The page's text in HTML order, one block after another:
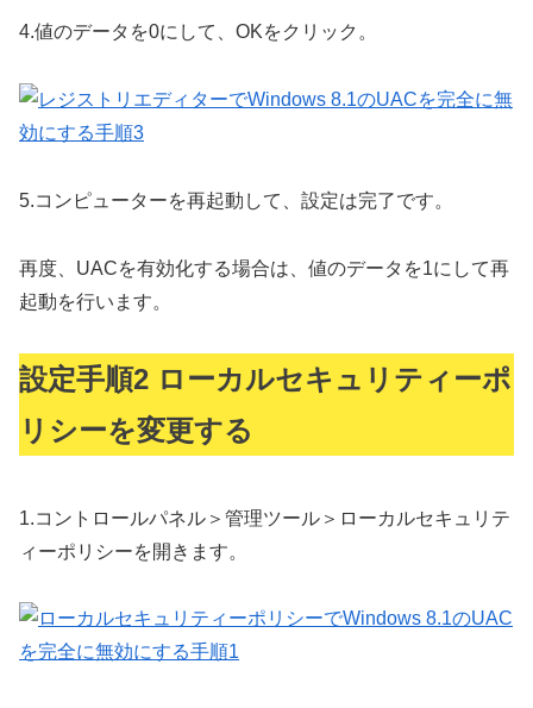
4.値のデータを0にして、OKをクリック。
5.コンピューターを再起動して、設定は完了です。
再度、UACを有効化する場合は、値のデータを1にして再
起動を行います。
設定手順2 ローカルセキュリティーポ
リシーを変更する
1.コントロールパネル＞管理ツール＞ローカルセキュリテ
ィーポリシーを開きます。